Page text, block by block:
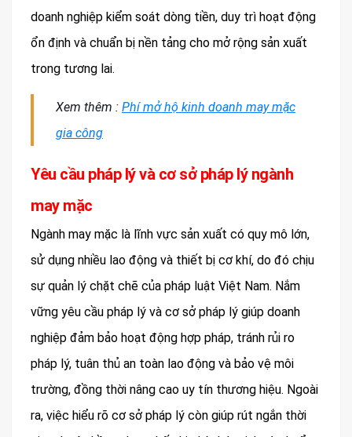
doanh nghiệp kiểm soát dòng tiền, duy trì hoạt động
ổn định và chuẩn bị nền tảng cho mở rộng sản xuất
trong tương lai.
Xem thêm : Phí mở hộ kinh doanh may mặc
gia công
Yêu cầu pháp lý và cơ sở pháp lý ngành
may mặc
Ngành may mặc là lĩnh vực sản xuất có quy mô lớn,
sử dụng nhiều lao động và thiết bị cơ khí, do đó chịu
sự quản lý chặt chẽ của pháp luật Việt Nam. Nắm
vững yêu cầu pháp lý và cơ sở pháp lý giúp doanh
nghiệp đảm bảo hoạt động hợp pháp, tránh rủi ro
pháp lý, tuân thủ an toàn lao động và bảo vệ môi
trường, đồng thời nâng cao uy tín thương hiệu. Ngoài
ra, việc hiểu rõ cơ sở pháp lý còn giúp rút ngắn thời